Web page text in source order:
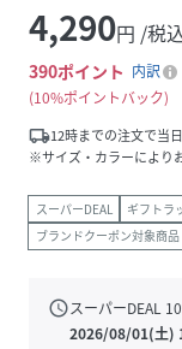
4,290円 /税
390ポイント 内訳
10%ポイントバック
local_shipping12時までの注文で当
※サイズ・カラーにより
スーパーDEAL
ギフトラ
ブランドクーポン対象商品
scheduleスーパーDEAL 10
2026/08/01(土)